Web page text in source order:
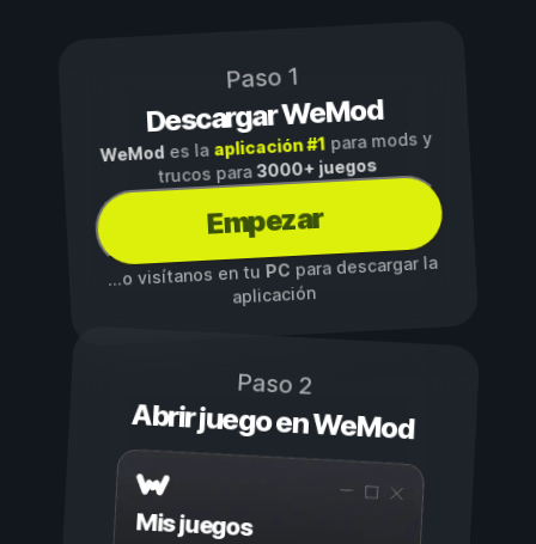
Paso 1
Descargar WeMod
WeMod es la aplicación #1para mods y
trucos para3000+ juegos
Empezar
...o visítanos en tuPCpara descargar la
aplicación
Paso 2
Abrir juego en WeMod
Mis juegos